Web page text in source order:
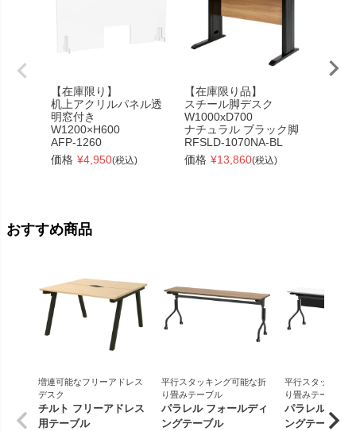
【在庫限り】
机上アクリルパネル透
明窓付き
W1200×H600
AFP-1260
価格 ¥4,950(税込)
【在庫限り品】
スチール脚デスク
W1000xD700
ナチュラル ブラック脚
RFSLD-1070NA-BL
価格 ¥13,860(税込)
おすすめ商品
増連可能なフリーアドレス
デスク
チルト フリーアドレス
用テーブル
平行スタッキング可能な折
り畳みテーブル
パラレル フォールディ
ングテーブル
平行スタッキン
り畳みテーブル
パラレル フォ
ングテーブル